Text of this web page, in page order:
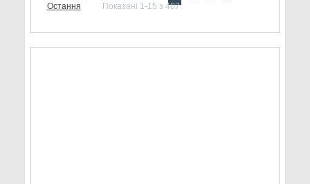
Остання
Показані 1-15 з 407